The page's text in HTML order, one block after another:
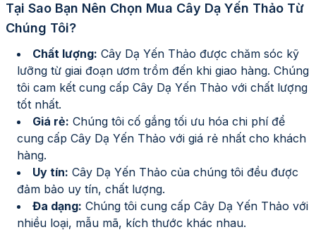
Tại Sao Bạn Nên Chọn Mua Cây Dạ Yến Thảo Từ
Chúng Tôi?
Chất lượng: Cây Dạ Yến Thảo được chăm sóc kỹ
lưỡng từ giai đoạn ươm trồm đến khi giao hàng. Chúng
tôi cam kết cung cấp Cây Dạ Yến Thảo với chất lượng
tốt nhất.
Giá rẻ: Chúng tôi cố gắng tối ưu hóa chi phí để
cung cấp Cây Dạ Yến Thảo với giá rẻ nhất cho khách
hàng.
Uy tín: Cây Dạ Yến Thảo của chúng tôi đều được
đảm bảo uy tín, chất lượng.
Đa dạng: Chúng tôi cung cấp Cây Dạ Yến Thảo với
nhiều loại, mẫu mã, kích thước khác nhau.